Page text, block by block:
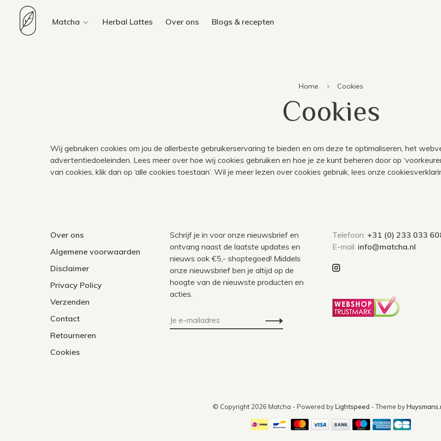
Matcha Herbal Lattes Over ons Blogs & recepten
Home Cookies
Cookies
Wij gebruiken cookies om jou de allerbeste gebruikerservaring te bieden en om deze te optimaliseren, het
advertentiedoeleinden. Lees meer over hoe wij cookies gebruiken en hoe je ze kunt beheren door op
van cookies, klik dan op ‘alle cookies toestaan’. Wil je meer lezen over cookies gebruik, lees onze
Over ons
Algemene voorwaarden
Disclaimer
Privacy Policy
Verzenden
Contact
Retourneren
Cookies
Schrijf je in voor onze nieuwsbrief en
ontvang naast de laatste updates en
nieuws ook €5,- shoptegoed! Middels
onze nieuwsbrief ben je altijd op de
hoogte van de nieuwste producten en
acties.
Telefoon: +31 (0) 233 033
E-mail: info@matcha.nl
© Copyright 2026 Matcha - Powered byLightspeed - Theme by